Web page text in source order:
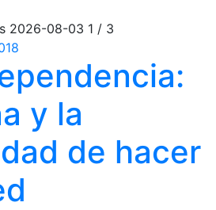
2026-08-03 1 / 3
y la
de hacer